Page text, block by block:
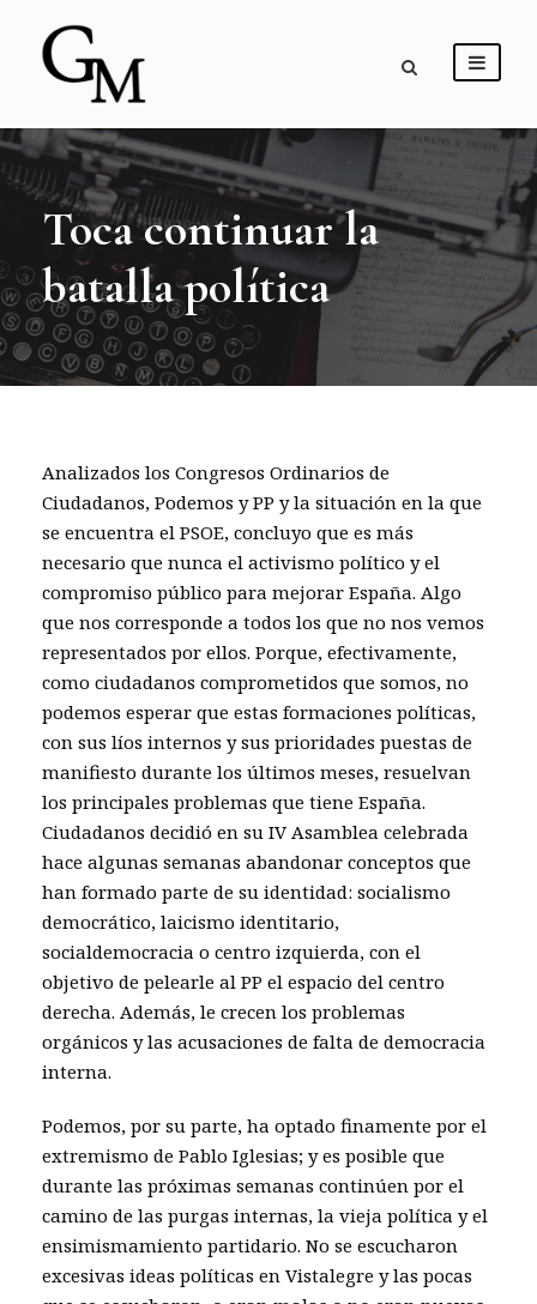
Toca continuar la
batalla política
Analizados los Congresos Ordinarios de
Ciudadanos, Podemos y PP y la situación en la que
se encuentra el PSOE, concluyo que es más
necesario que nunca el activismo político y el
compromiso público para mejorar España. Algo
que nos corresponde a todos los que no nos vemos
representados por ellos. Porque, efectivamente,
como ciudadanos comprometidos que somos, no
podemos esperar que estas formaciones políticas,
con sus líos internos y sus prioridades puestas de
manifiesto durante los últimos meses, resuelvan
los principales problemas que tiene España.
Ciudadanos decidió en su IV Asamblea celebrada
hace algunas semanas abandonar conceptos que
han formado parte de su identidad: socialismo
democrático, laicismo identitario,
socialdemocracia o centro izquierda, con el
objetivo de pelearle al PP el espacio del centro
derecha. Además, le crecen los problemas
orgánicos y las acusaciones de falta de democracia
interna.
Podemos, por su parte, ha optado finamente por el
extremismo de Pablo Iglesias; y es posible que
durante las próximas semanas continúen por el
camino de las purgas internas, la vieja política y el
ensimismamiento partidario. No se escucharon
excesivas ideas políticas en Vistalegre y las pocas